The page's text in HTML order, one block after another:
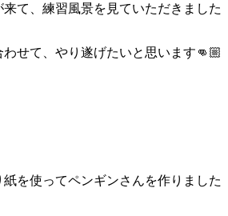
て、練習風景を見ていただきました
せて、やり遂げたいと思います👊🏼
を使ってペンギンさんを作りました